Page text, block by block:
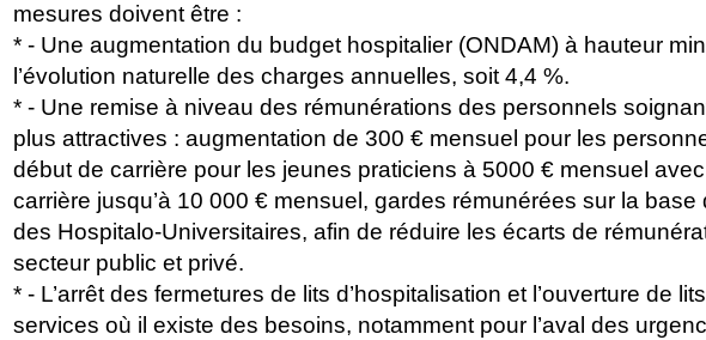
mesures doivent être :
* - Une augmentation du budget hospitalier (ONDAM) à hauteur
l’évolution naturelle des charges annuelles, soit 4,4 %.
* - Une remise à niveau des rémunérations des personnels
plus attractives : augmentation de 300 € mensuel pour les
début de carrière pour les jeunes praticiens à 5000 € mensuel
carrière jusqu’à 10 000 € mensuel, gardes rémunérées sur la base
des Hospitalo-Universitaires, afin de réduire les écarts de
secteur public et privé.
* - L’arrêt des fermetures de lits d’hospitalisation et l’ouverture de
services où il existe des besoins, notamment pour l’aval des